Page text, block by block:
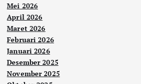
Mei 2026
April 2026
Maret 2026
Februari 2026
Januari 2026
Desember 2025
November 2025